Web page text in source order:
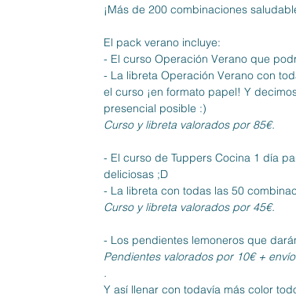
¡Más de 200 combinaciones
El pack verano incluye:
- El curso Operación Verano que
- La libreta Operación Verano con
el curso ¡en formato papel! Y
presencial posible :)
Curso y libreta valorados por 85€.
- El curso de Tuppers Cocina 1 día
deliciosas ;D
- La libreta con todas las 50
Curso y libreta valorados por 45€.
- Los pendientes lemoneros que
Pendientes valorados por 10€ + envío
.
Y así llenar con todavía más color